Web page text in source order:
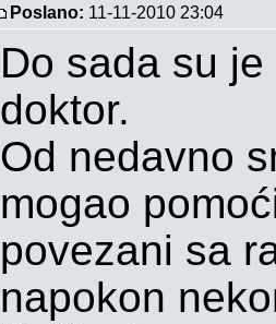
Poslano: 11-11-2010 23:04
Do sada su
doktor.
Od nedavno
mogao
povezani sa
napokon